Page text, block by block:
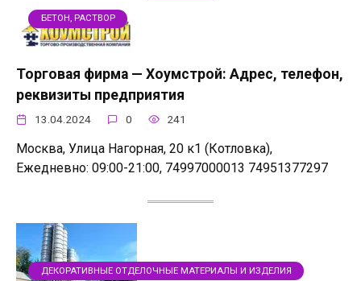
БЕТОН, РАСТВОР
Торговая фирма — Хоумстрой: Адрес, телефон,
реквизиты предприятия
13.04.2024 0 241
Москва, Улица Нагорная, 20 к1 (Котловка),
Ежедневно: 09:00-21:00, 74997000013 74951377297
ДЕКОРАТИВНЫЕ ОТДЕЛОЧНЫЕ МАТЕРИАЛЫ И ИЗДЕЛИЯ